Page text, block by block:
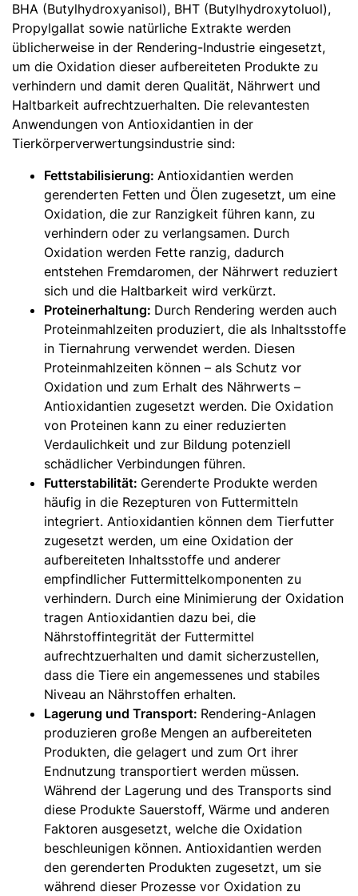
BHA (Butylhydroxyanisol), BHT (Butylhydroxytoluol),
Propylgallat sowie natürliche Extrakte werden
üblicherweise in der Rendering-Industrie eingesetzt,
um die Oxidation dieser aufbereiteten Produkte zu
verhindern und damit deren Qualität, Nährwert und
Haltbarkeit aufrechtzuerhalten. Die relevantesten
Anwendungen von Antioxidantien in der
Tierkörperverwertungsindustrie sind:
Fettstabilisierung: Antioxidantien werden
gerenderten Fetten und Ölen zugesetzt, um eine
Oxidation, die zur Ranzigkeit führen kann, zu
verhindern oder zu verlangsamen. Durch
Oxidation werden Fette ranzig, dadurch
entstehen Fremdaromen, der Nährwert reduziert
sich und die Haltbarkeit wird verkürzt.
Proteinerhaltung: Durch Rendering werden auch
Proteinmahlzeiten produziert, die als Inhaltsstoffe
in Tiernahrung verwendet werden. Diesen
Proteinmahlzeiten können – als Schutz vor
Oxidation und zum Erhalt des Nährwerts –
Antioxidantien zugesetzt werden. Die Oxidation
von Proteinen kann zu einer reduzierten
Verdaulichkeit und zur Bildung potenziell
schädlicher Verbindungen führen.
Futterstabilität: Gerenderte Produkte werden
häufig in die Rezepturen von Futtermitteln
integriert. Antioxidantien können dem Tierfutter
zugesetzt werden, um eine Oxidation der
aufbereiteten Inhaltsstoffe und anderer
empfindlicher Futtermittelkomponenten zu
verhindern. Durch eine Minimierung der Oxidation
tragen Antioxidantien dazu bei, die
Nährstoffintegrität der Futtermittel
aufrechtzuerhalten und damit sicherzustellen,
dass die Tiere ein angemessenes und stabiles
Niveau an Nährstoffen erhalten.
Lagerung und Transport: Rendering-Anlagen
produzieren große Mengen an aufbereiteten
Produkten, die gelagert und zum Ort ihrer
Endnutzung transportiert werden müssen.
Während der Lagerung und des Transports sind
diese Produkte Sauerstoff, Wärme und anderen
Faktoren ausgesetzt, welche die Oxidation
beschleunigen können. Antioxidantien werden
den gerenderten Produkten zugesetzt, um sie
während dieser Prozesse vor Oxidation zu